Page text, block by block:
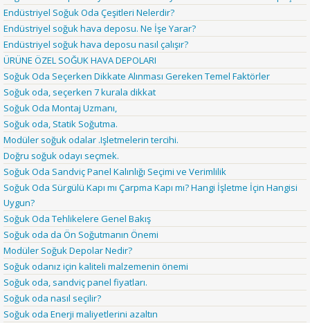
Endüstriyel Soğuk Oda Çeşitleri Nelerdir?
Endüstriyel soğuk hava deposu. Ne İşe Yarar?
Endüstriyel soğuk hava deposu nasıl çalışır?
ÜRÜNE ÖZEL SOĞUK HAVA DEPOLARI
Soğuk Oda Seçerken Dikkate Alınması Gereken Temel Faktörler
Soğuk oda, seçerken 7 kurala dikkat
Soğuk Oda Montaj Uzmanı,
Soğuk oda, Statik Soğutma.
Modüler soğuk odalar .Işletmelerin tercihi.
Doğru soğuk odayı seçmek.
Soğuk Oda Sandviç Panel Kalınlığı Seçimi ve Verimlilik
Soğuk Oda Sürgülü Kapı mı Çarpma Kapı mı? Hangi İşletme İçin Hangisi
Uygun?
Soğuk Oda Tehlikelere Genel Bakış
Soğuk oda da Ön Soğutmanın Önemi
Modüler Soğuk Depolar Nedir?
Soğuk odanız için kaliteli malzemenin önemi
Soğuk oda, sandviç panel fiyatları.
Soğuk oda nasıl seçilir?
Soğuk oda Enerji maliyetlerini azaltın